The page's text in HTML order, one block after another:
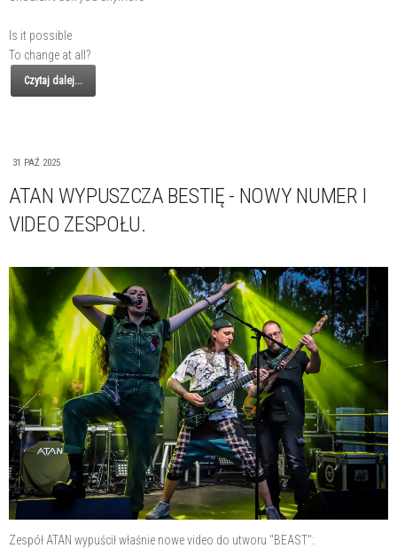
Is it possible
To change at all?
Czytaj dalej...
31 PAŹ 2025
ATAN WYPUSZCZA BESTIĘ - NOWY NUMER I
VIDEO ZESPOŁU.
Zespół ATAN wypuścił właśnie nowe video do utworu "BEAST":